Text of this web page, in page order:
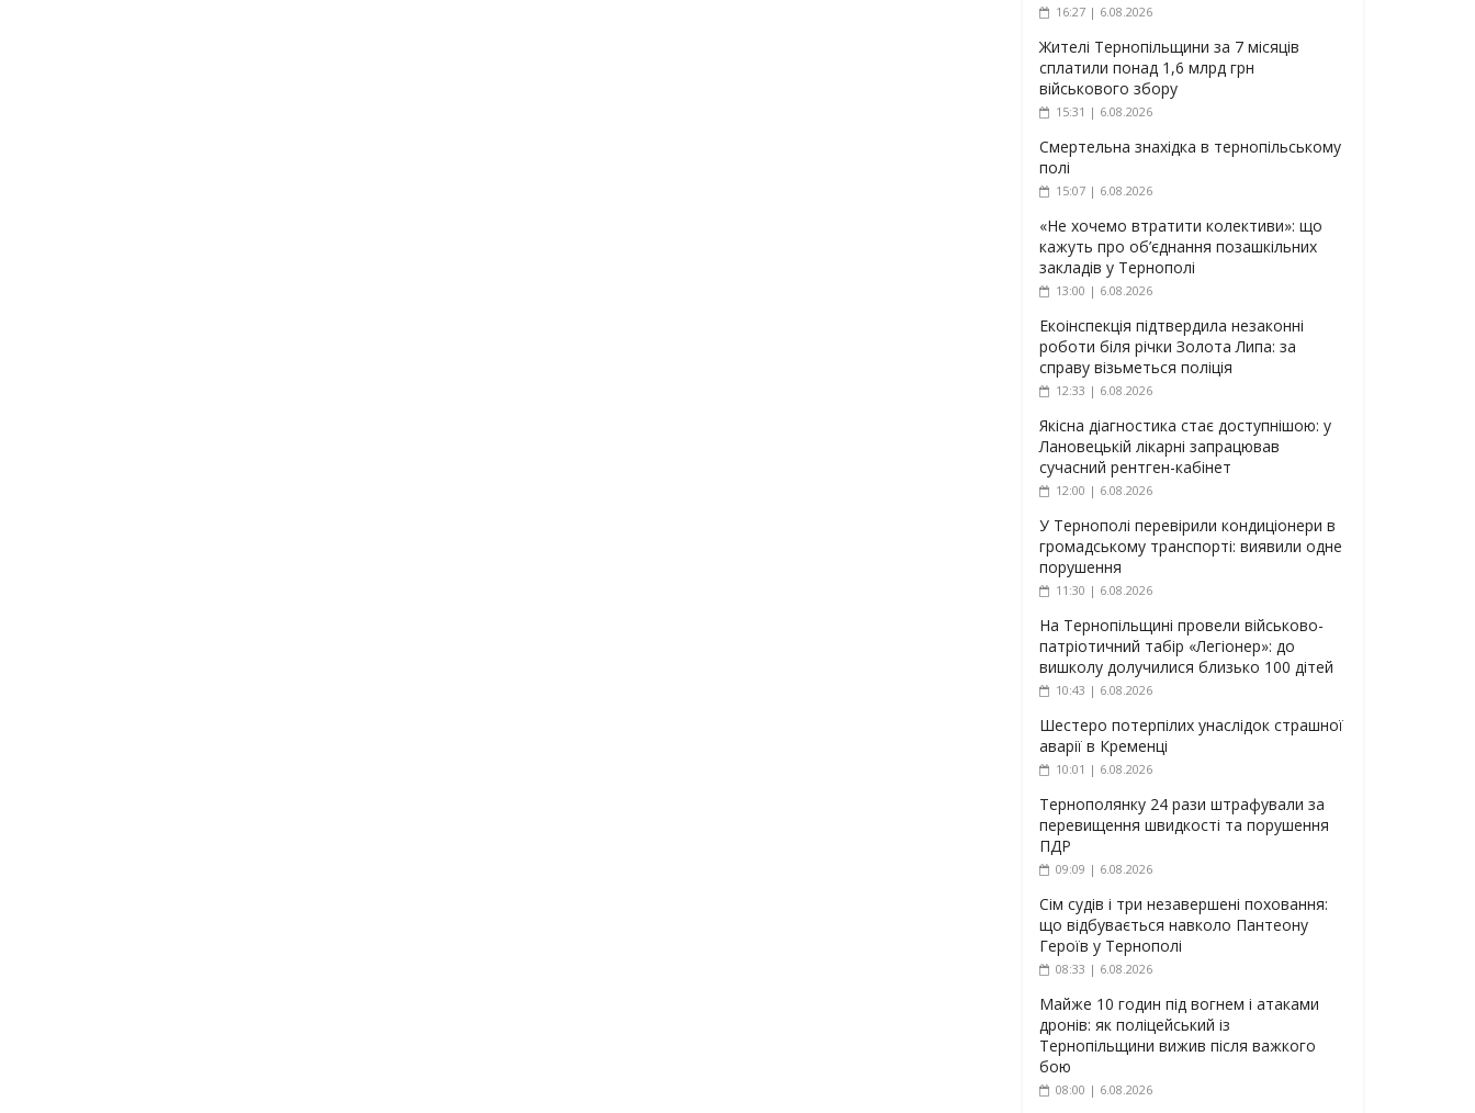
16:27 | 6.08.2026
Жителі Тернопільщини за 7 місяців
сплатили понад 1,6 млрд грн
військового збору
15:31 | 6.08.2026
Смертельна знахідка в тернопільському
полі
15:07 | 6.08.2026
«Не хочемо втратити колективи»: що
кажуть про об’єднання позашкільних
закладів у Тернополі
13:00 | 6.08.2026
Екоінспекція підтвердила незаконні
роботи біля річки Золота Липа: за
справу візьметься поліція
12:33 | 6.08.2026
Якісна діагностика стає доступнішою: у
Лановецькій лікарні запрацював
сучасний рентген-кабінет
12:00 | 6.08.2026
У Тернополі перевірили кондиціонери в
громадському транспорті: виявили одне
порушення
11:30 | 6.08.2026
На Тернопільщині провели військово-
патріотичний табір «Легіонер»: до
вишколу долучилися близько 100 дітей
10:43 | 6.08.2026
Шестеро потерпілих унаслідок страшної
аварії в Кременці
10:01 | 6.08.2026
Тернополянку 24 рази штрафували за
перевищення швидкості та порушення
ПДР
09:09 | 6.08.2026
Сім судів і три незавершені поховання:
що відбувається навколо Пантеону
Героїв у Тернополі
08:33 | 6.08.2026
Майже 10 годин під вогнем і атаками
дронів: як поліцейський із
Тернопільщини вижив після важкого
бою
08:00 | 6.08.2026